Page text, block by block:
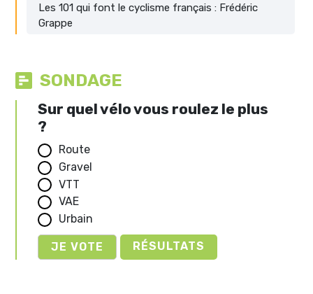
Les 101 qui font le cyclisme français : Frédéric
Grappe
SONDAGE
Sur quel vélo vous roulez le plus
?
Route
Gravel
VTT
VAE
Urbain
RÉSULTATS